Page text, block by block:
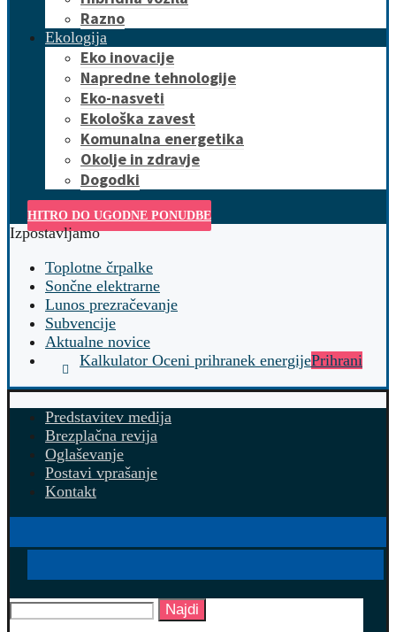
Razno
Ekologija
Eko inovacije
Napredne tehnologije
Eko-nasveti
Ekološka zavest
Komunalna energetika
Okolje in zdravje
Dogodki
HITRO DO UGODNE PONUDBE
Izpostavljamo
Toplotne črpalke
Sončne elektrarne
Lunos prezračevanje
Subvencije
Aktualne novice
Kalkulator Oceni prihranek energijePrihrani
Predstavitev medija
Brezplačna revija
Oglaševanje
Postavi vprašanje
Kontakt
Najdi